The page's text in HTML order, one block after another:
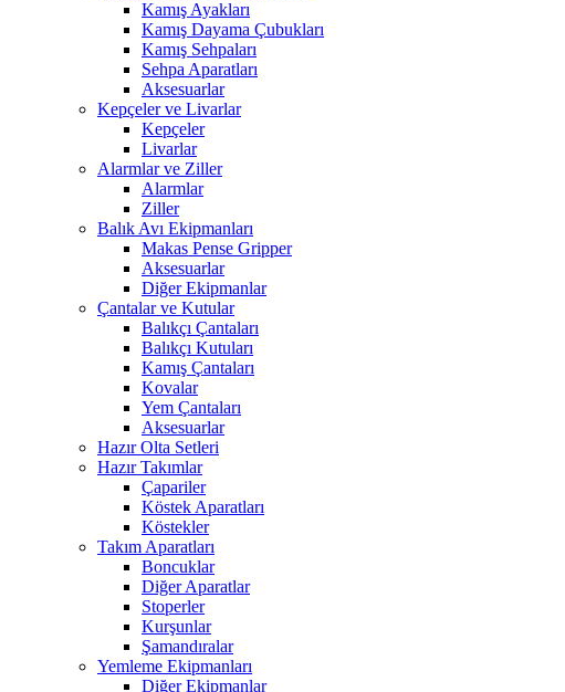
Kamış Ayakları
Kamış Dayama Çubukları
Kamış Sehpaları
Sehpa Aparatları
Aksesuarlar
Kepçeler ve Livarlar
Kepçeler
Livarlar
Alarmlar ve Ziller
Alarmlar
Ziller
Balık Avı Ekipmanları
Makas Pense Gripper
Aksesuarlar
Diğer Ekipmanlar
Çantalar ve Kutular
Balıkçı Çantaları
Balıkçı Kutuları
Kamış Çantaları
Kovalar
Yem Çantaları
Aksesuarlar
Hazır Olta Setleri
Hazır Takımlar
Çapariler
Köstek Aparatları
Köstekler
Takım Aparatları
Boncuklar
Diğer Aparatlar
Stoperler
Kurşunlar
Şamandıralar
Yemleme Ekipmanları
Diğer Ekipmanlar